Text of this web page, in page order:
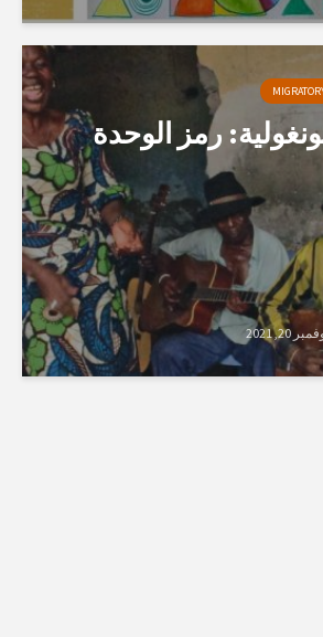
رمز الوحدة
20, 2021